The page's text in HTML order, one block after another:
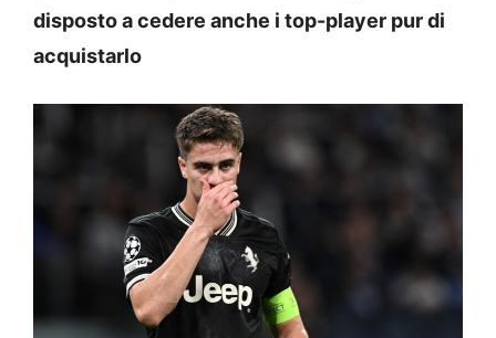
disposto a cedere anche i top-player pur di
acquistarlo